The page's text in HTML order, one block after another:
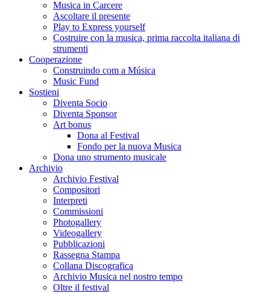
Musica in Carcere
Ascoltare il presente
Play to Express yourself
Costruire con la musica, prima raccolta italiana di
strumenti
Cooperazione
Construindo com a Música
Music Fund
Sostieni
Diventa Socio
Diventa Sponsor
Art bonus
Dona al Festival
Fondo per la nuova Musica
Dona uno strumento musicale
Archivio
Archivio Festival
Compositori
Interpreti
Commissioni
Photogallery
Videogallery
Pubblicazioni
Rassegna Stampa
Collana Discografica
Archivio Musica nel nostro tempo
Oltre il festival